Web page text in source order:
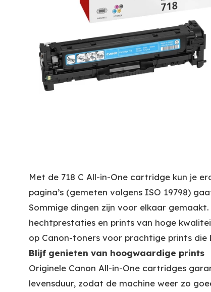
Met de 718 C All-in-One cartridge kun je
pagina’s (gemeten volgens ISO 19798)
Sommige dingen zijn voor elkaar
hechtprestaties en prints van hoge
op Canon-toners voor prachtige prints die
Blijf genieten van hoogwaardige prints
Originele Canon All-in-One cartridges
levensduur, zodat de machine weer zo